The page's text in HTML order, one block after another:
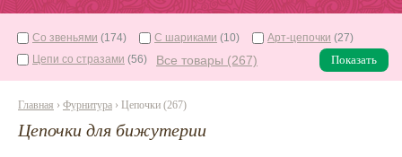
Бисер
Вышивка украшений
Фурнитура
Проволока
Инструменты и материалы
Со звеньями (174) С шариками (10) Арт-цепочки (27)
Цепи со стразами (56) Все товары (267) Показать
Главная › Фурнитура › Цепочки (267)
Цепочки для бижутерии